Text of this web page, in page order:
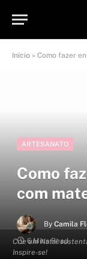
Início » Como fazer
Crie um Natal
Inspire-se!
ARTESANATO
Como
com
By Camila
6 Mins Read